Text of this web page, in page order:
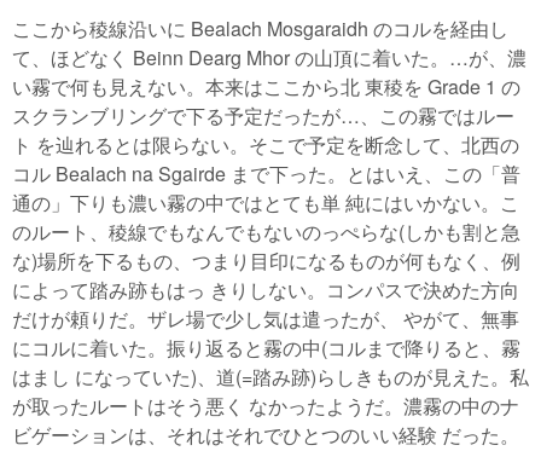
ここから稜線沿いに Bealach Mosgaraidh のコルを経由し
て、ほどなく Beinn Dearg Mhor の山頂に着いた。…が、濃
い霧で何も見えない。本来はここから北 東稜を Grade 1 の
スクランブリングで下る予定だったが…、この霧ではルー
ト を辿れるとは限らない。そこで予定を断念して、北西の
コル Bealach na Sgairde まで下った。とはいえ、この「普
通の」下りも濃い霧の中ではとても単 純にはいかない。こ
のルート、稜線でもなんでもないのっぺらな(しかも割と急
な)場所を下るもの、つまり目印になるものが何もなく、例
によって踏み跡もはっ きりしない。コンパスで決めた方向
だけが頼りだ。ザレ場で少し気は遣ったが、 やがて、無事
にコルに着いた。振り返ると霧の中(コルまで降りると、霧
はまし になっていた)、道(=踏み跡)らしきものが見えた。私
が取ったルートはそう悪く なかったようだ。濃霧の中のナ
ビゲーションは、それはそれでひとつのいい経験 だった。